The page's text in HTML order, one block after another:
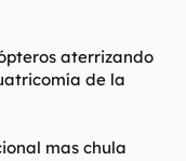
aterrizando
de la
mas chula